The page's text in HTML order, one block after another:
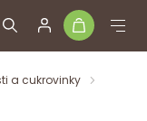
a cukrovinky